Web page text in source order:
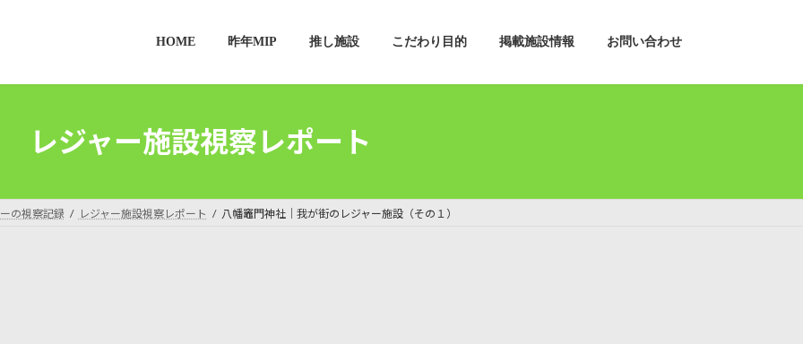
HOME 昨年MIP 推し施設 こだわり目的 掲載施設情報 お問い合わせ
レジャー施設視察レポート
の視察記録 レジャー施設視察レポート 八幡竈門神社｜我が街のレジャー施設（その１）